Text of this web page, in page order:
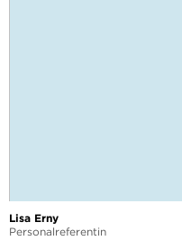
Lisa Erny
Personalreferentin